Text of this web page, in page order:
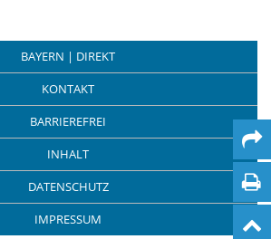
BAYERN | DIREKT
KONTAKT
BARRIEREFREI
INHALT
DATENSCHUTZ
IMPRESSUM